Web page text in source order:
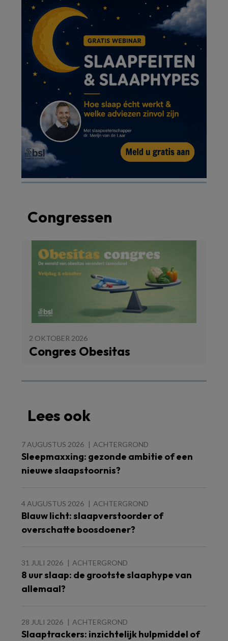
Congressen
2 OKTOBER 2026
Congres Obesitas
Lees ook
7 AUGUSTUS 2026 ACHTERGROND
Sleepmaxxing: gezonde ambitie of een
nieuwe slaapstoornis?
4 AUGUSTUS 2026 ACHTERGROND
Blauw licht: slaapverstoorder of
overschatte boosdoener?
31 JULI 2026 ACHTERGROND
8 uur slaap: de grootste slaaphype van
allemaal?
28 JULI 2026 ACHTERGROND
Slaaptrackers: inzichtelijk hulpmiddel of